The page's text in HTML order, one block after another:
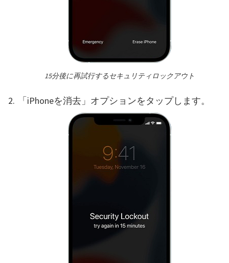
15分後に再試行するセキュリティロックアウト
「iPhoneを消去」オプションをタップします。